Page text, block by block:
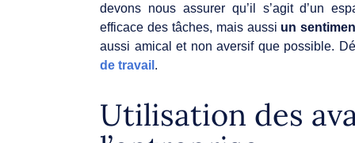
devons nous assurer qu’il s’agit d’un
efficace des tâches, mais aussi un
aussi amical et non aversif que possible.
de travail .
Utilisation des